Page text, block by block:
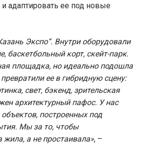
и адаптировать ее под новые
Экспо“. Внутри оборудовали
баскетбольный корт, скейт-парк.
площадка, но идеально подошла
ее в гибридную сцену:
свет, бэкенд, зрительская
архитектурный пафос. У нас
построенных под
Мы за то, чтобы
жила, а не простаивала», –